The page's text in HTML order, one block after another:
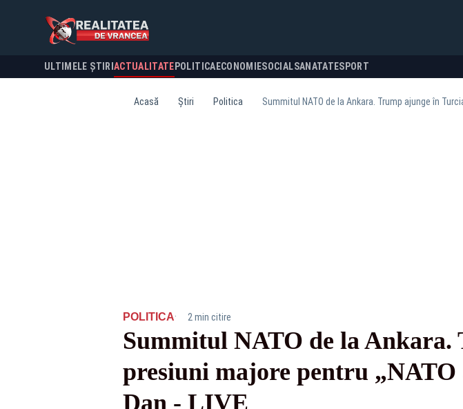
ULTIMELE ȘTIRI ACTUALITATE POLITICA ECONOMIESOCIALSANATATESPORT
Acasă Știri Politica Summitul NATO de la Ankara. Trump ajunge în
POLITICA· 2 min citire
Summitul NATO de la
presiuni majore pentru „NATO
Dan - LIVE